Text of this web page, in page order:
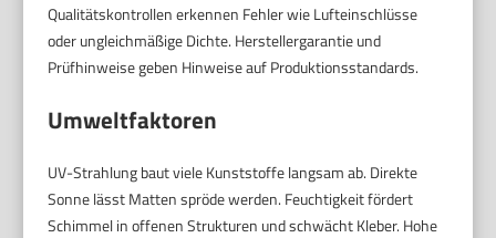
Qualitätskontrollen erkennen Fehler wie Lufteinschlüsse
oder ungleichmäßige Dichte. Herstellergarantie und
Prüfhinweise geben Hinweise auf Produktionsstandards.
Umweltfaktoren
UV-Strahlung baut viele Kunststoffe langsam ab. Direkte
Sonne lässt Matten spröde werden. Feuchtigkeit fördert
Schimmel in offenen Strukturen und schwächt Kleber. Hohe